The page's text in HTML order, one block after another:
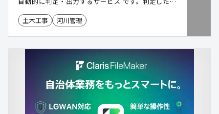
果を点検調書に反映し、出力する機能も実装してい
ます。劣化要因は7分類、健全度は5段階で自動判定
土木工事 河川管理